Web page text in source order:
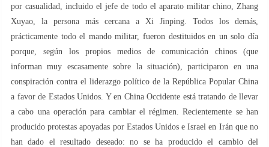
por casualidad, incluido el jefe de todo el aparato militar chino, Zhang
Xuyao, la persona más cercana a Xi Jinping. Todos los demás,
prácticamente todo el mando militar, fueron destituidos en un solo día
porque, según los propios medios de comunicación chinos (que
informan muy escasamente sobre la situación), participaron en una
conspiración contra el liderazgo político de la República Popular China
a favor de Estados Unidos. Y en China Occidente está tratando de llevar
a cabo una operación para cambiar el régimen. Recientemente se han
producido protestas apoyadas por Estados Unidos e Israel en Irán que no
han dado el resultado deseado: no se ha producido el cambio del